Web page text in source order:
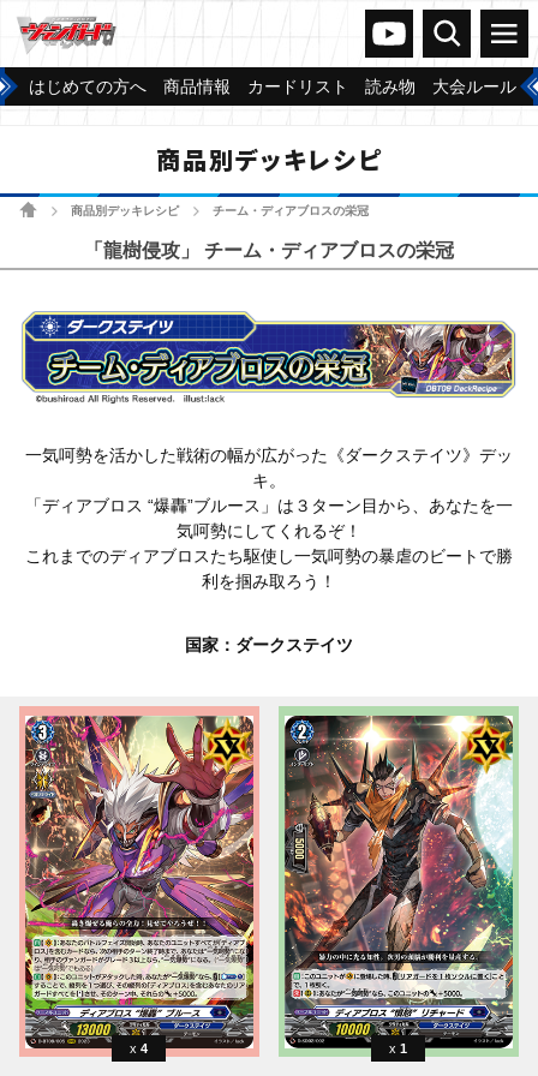
ヴァンガードch
検索 メニュー
はじめての方へ 商品情報 カードリスト 読み物 大会ルール
商品別デッキレシピ
ホーム商品別デッキレシピ チーム・ディアブロスの栄冠
「龍樹侵攻」 チーム・ディアブロスの栄冠
一気呵勢を活かした戦術の幅が広がった《ダークステイツ》デッ
キ。
「ディアブロス “爆轟”ブルース」は３ターン目から、あなたを一
気呵勢にしてくれるぞ！
これまでのディアブロスたち駆使し一気呵勢の暴虐のビートで勝
利を掴み取ろう！
国家：ダークステイツ
4 1